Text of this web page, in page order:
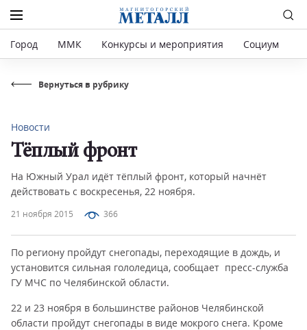
Город ММК Конкурсы и мероприятия Социум
Вернуться в рубрику
21 ноября 2015 366
Новости
Тёплый фронт
На Южный Урал идёт тёплый фронт, который начнёт
действовать с воскресенья, 22 ноября.
По региону пройдут снегопады, переходящие в дождь, и
установится сильная гололедица, сообщает пресс-служба
ГУ МЧС по Челябинской области.
22 и 23 ноября в большинстве районов Челябинской
области пройдут снегопады в виде мокрого снега. Кроме